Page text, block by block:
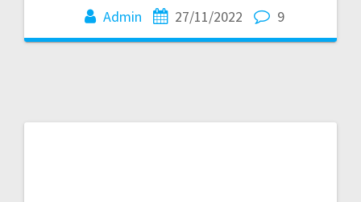
Admin 27/11/2022 9